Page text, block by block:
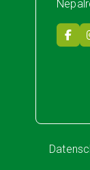
Nepal